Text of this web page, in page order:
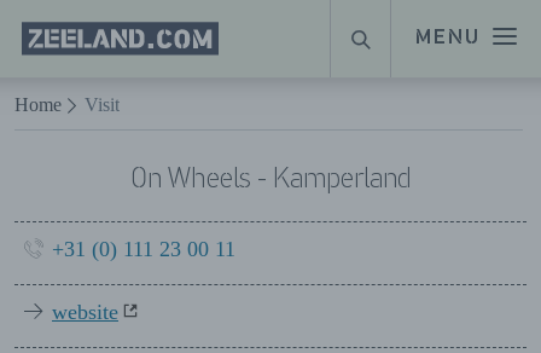
Naar hoofdinhoud
MENU
Homepage
Zeeland.com
SUCHE
Home Visit
On Wheels - Kamperland
+31 (0) 111 23 00 11
website